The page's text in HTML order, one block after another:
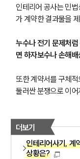
인테리어 공사는 민
가 계약한 결과물을
누수나 전기 문제처
면 하자보수나 손해
또한 계약서를 구체
둘러싼 분쟁으로 이
더보기
인테리어사기, 계
상황은?